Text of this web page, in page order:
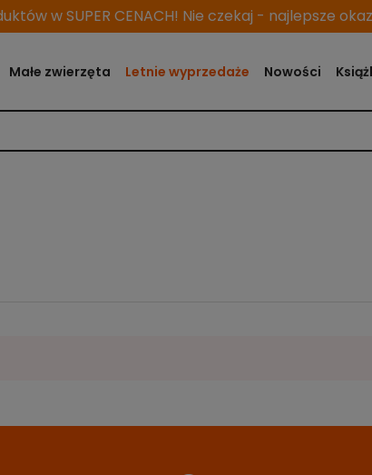
w SUPER CENACH! Nie czekaj - najlepsze
Małe zwierzęta Letnie wyprzedaże Nowości